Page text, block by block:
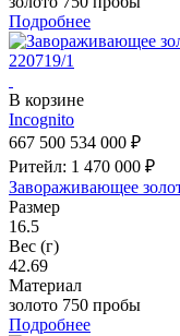
Подробнее
В корзине
Incognito
667 500 534 000 ₽
Ритейл: 1 470 000 ₽
Завораживающее
Размер
16.5
Вес (г)
42.69
Материал
золото 750 пробы
Подробнее